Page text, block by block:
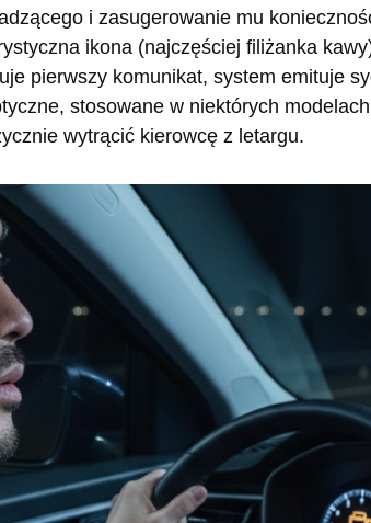
i zasugerowanie mu
ikona (najczęściej filiżanka
pierwszy komunikat, system emituje
stosowane w niektórych
wytrącić kierowcę z letargu.